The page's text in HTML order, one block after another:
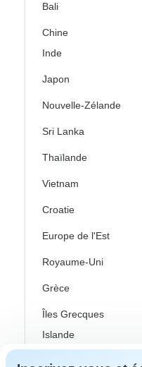
Bali
Chine
Inde
Japon
Nouvelle-Zélande
Sri Lanka
Thaïlande
Vietnam
Croatie
Europe de l'Est
Royaume-Uni
Grèce
Îles Grecques
Islande
Irlande